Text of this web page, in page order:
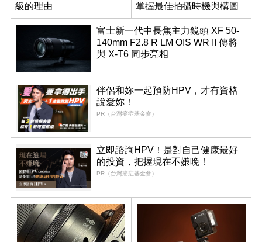
級的理由
掌握最佳拍攝時機與構圖
富士新一代中長焦主力鏡頭 XF 50-
140mm F2.8 R LM OIS WR II 傳將
與 X-T6 同步亮相
伴侶和妳一起預防HPV，才有資格
說愛妳！
PR（台灣癌症基金會）
立即諮詢HPV！是對自己健康最好
的投資，把握現在不嫌晚！
PR（台灣癌症基金會）